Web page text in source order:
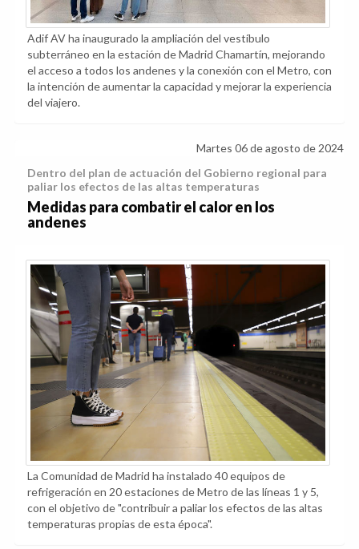
Adif AV ha inaugurado la ampliación del vestíbulo
subterráneo en la estación de Madrid Chamartín, mejorando
el acceso a todos los andenes y la conexión con el Metro, con
la intención de aumentar la capacidad y mejorar la experiencia
del viajero.
Martes 06 de agosto de 2024
Dentro del plan de actuación del Gobierno regional para
paliar los efectos de las altas temperaturas
Medidas para combatir el calor en los
andenes
La Comunidad de Madrid ha instalado 40 equipos de
refrigeración en 20 estaciones de Metro de las líneas 1 y 5,
con el objetivo de "contribuir a paliar los efectos de las altas
temperaturas propias de esta época".